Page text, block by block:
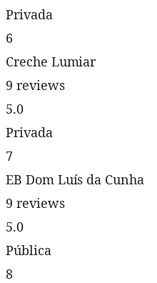
Privada
6
Creche Lumiar
9 reviews
5.0
Privada
7
EB Dom Luís da Cunha
9 reviews
5.0
Pública
8